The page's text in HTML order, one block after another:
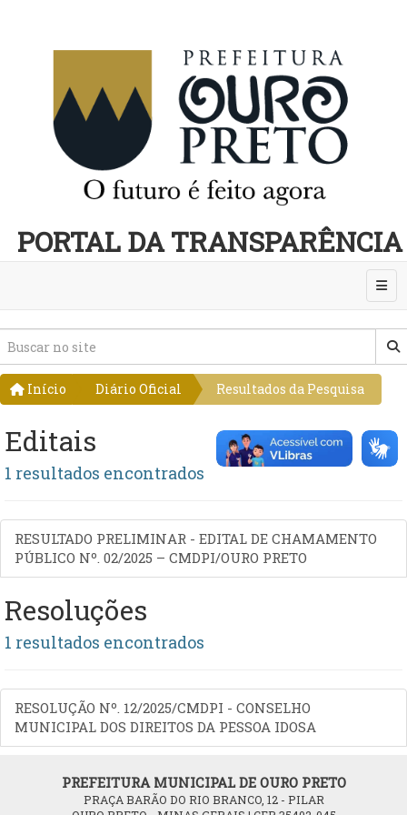
PORTAL DA TRANSPARÊNCIA
Início Diário Oficial Resultados da Pesquisa
Editais
1 resultados encontrados
RESULTADO PRELIMINAR - EDITAL DE CHAMAMENTO
PÚBLICO Nº. 02/2025 – CMDPI/OURO PRETO
Resoluções
1 resultados encontrados
RESOLUÇÃO Nº. 12/2025/CMDPI - CONSELHO
MUNICIPAL DOS DIREITOS DA PESSOA IDOSA
PREFEITURA MUNICIPAL DE OURO PRETO
PRAÇA BARÃO DO RIO BRANCO, 12 - PILAR